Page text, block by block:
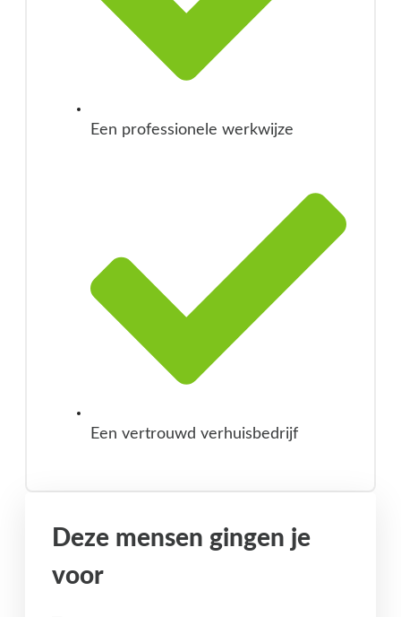
Een professionele werkwijze
Een vertrouwd verhuisbedrijf
Deze mensen gingen je
voor